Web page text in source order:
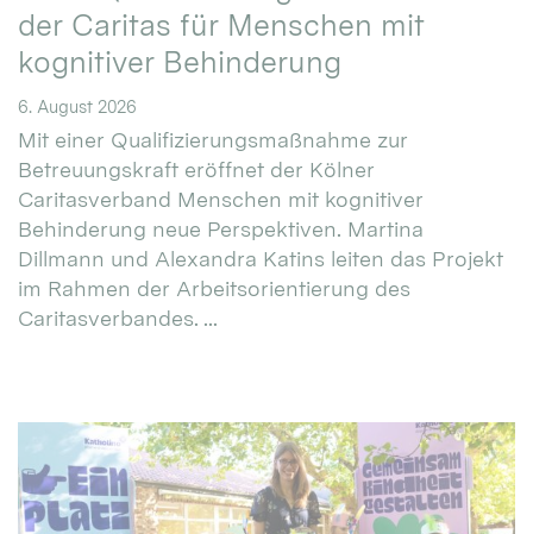
der Caritas für Menschen mit
kognitiver Behinderung
6. August 2026
Mit einer Qualifizierungsmaßnahme zur
Betreuungskraft eröffnet der Kölner
Caritasverband Menschen mit kognitiver
Behinderung neue Perspektiven. Martina
Dillmann und Alexandra Katins leiten das Projekt
im Rahmen der Arbeitsorientierung des
Caritasverbandes. ...